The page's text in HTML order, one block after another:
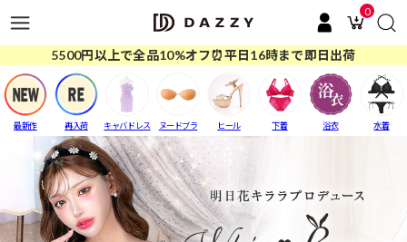
0
5500円以上で全品10%オフ⏰平日16時まで即日出荷
最新作 再入荷 キャバドレス ヌードブラ ヒール 下着 浴衣 水着